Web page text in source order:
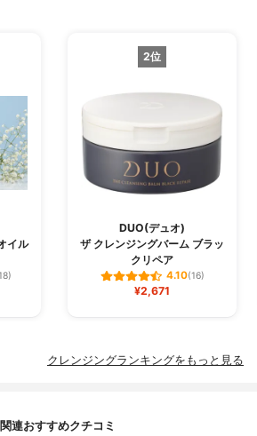
イル
2位
DUO(デュオ)
ザ クレンジングバーム ブラッ
クリペア
4.10(16)
¥2,671
クレンジングランキングをもっと見る
関連おすすめクチコミ